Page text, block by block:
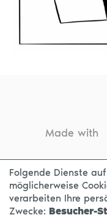
Made with
KONTAKT
Folgende Dienste
möglicherweise
verarbeiten Ihre
Zwecke: Besucher-